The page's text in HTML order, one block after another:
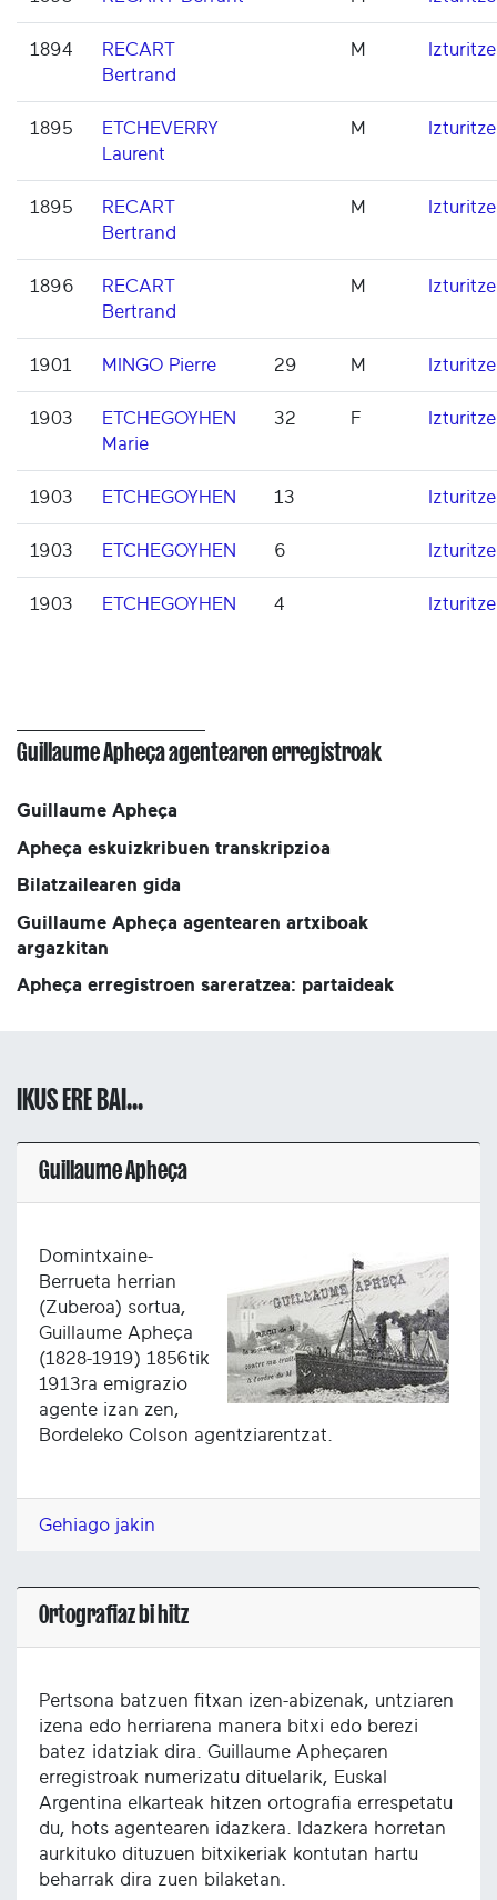
1894
RECART
Bertrand
M Izturitze
1895
ETCHEVERRY
Laurent
M Izturitze
1895
RECART
Bertrand
M Izturitze
1896
RECART
Bertrand
M Izturitze
1901 MINGO Pierre 29 M Izturitze
1903
ETCHEGOYHEN
Marie
32 F Izturitze
1903 ETCHEGOYHEN 13 Izturitze
1903 ETCHEGOYHEN 6 Izturitze
1903 ETCHEGOYHEN 4 Izturitze
Guillaume Apheça agentearen erregistroak
Guillaume Apheça
Apheça eskuizkribuen transkripzioa
Bilatzailearen gida
Guillaume Apheça agentearen artxiboak
argazkitan
Apheça erregistroen sareratzea: partaideak
IKUS ERE BAI...
Guillaume Apheça
Domintxaine-
Berrueta herrian
(Zuberoa) sortua,
Guillaume Apheça
(1828-1919) 1856tik
1913ra emigrazio
agente izan zen,
Bordeleko Colson agentziarentzat.
Gehiago jakin
Ortografiaz bi hitz
Pertsona batzuen fitxan izen-abizenak, untziaren
izena edo herriarena manera bitxi edo berezi
batez idatziak dira. Guillaume Apheçaren
erregistroak numerizatu dituelarik, Euskal
Argentina elkarteak hitzen ortografia errespetatu
du, hots agentearen idazkera. Idazkera horretan
aurkituko dituzuen bitxikeriak kontutan hartu
beharrak dira zuen bilaketan.